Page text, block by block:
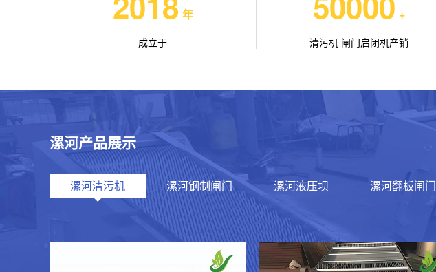
年
成立于
+
清污机 闸门启闭机产销
漯河产品展示
漯河清污机 漯河钢制闸门 漯河液压坝 漯河翻板闸门